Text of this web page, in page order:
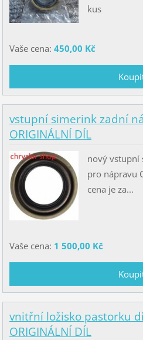
kus
Vaše cena: 450,00 Kč
vstupní simerink zadní
ORIGINÁLNÍ DÍL
nový vstupní
pro nápravu
cena je za...
Vaše cena: 1 500,00 Kč
vnitřní ložisko pastorku
ORIGINÁLNÍ DÍL